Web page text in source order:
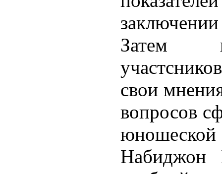
Затем
свои
вопросов
Набиджон